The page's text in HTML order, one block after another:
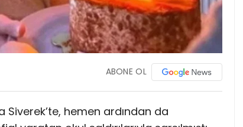
ABONE OL
hemen ardından da